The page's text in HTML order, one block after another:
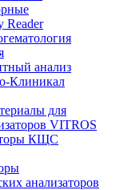
Reader
анализ
Клиникал
для
VITROS
КЩС
анализаторов